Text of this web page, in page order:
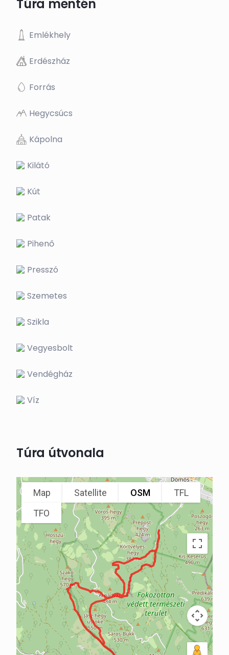
Túra mentén
Emlékhely
Erdészház
Forrás
Hegycsúcs
Kápolna
Kilátó
Kút
Patak
Pihenő
Presszó
Szemetes
Szikla
Vegyesbolt
Vendégház
Víz
Túra útvonala
Map Satellite OSM
TFL
TFO